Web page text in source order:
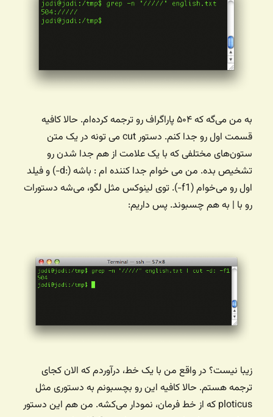
به من می‌گه که ۵۰۴ پاراگراف رو ترجمه کرده‌ام. حالا کافیه
قسمت اول رو جدا کنم. دستور cut می تونه در یک متن
ستون‌های مختلفی که با یک علامت از هم جدا شدن رو
تشخیص بده. من می خوام جدا کننده ام : باشه (:d-) و فیلد
اول رو می‌خوام (f1-). توی لینوکس مثل لگو، می‌شه دستورات
رو با | به هم چسبوند. پس داریم:
زیبا نیست؟ در واقع من با یک خط، درآوردم که الان کجای
ترجمه هستم. حالا کافیه این رو بچسبونم به دستوری مثل
ploticus که از خط فرمان، نمودار می‌کشه. من هم این دستور